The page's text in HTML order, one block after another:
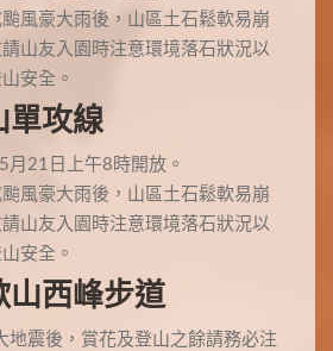
風豪大雨後，山區土石鬆軟易崩
山友入園時注意環境落石狀況以
安全。
單攻線
月21日上午8時開放。
風豪大雨後，山區土石鬆軟易崩
山友入園時注意環境落石狀況以
安全。
山西峰步道
地震後，賞花及登山之餘請務必注